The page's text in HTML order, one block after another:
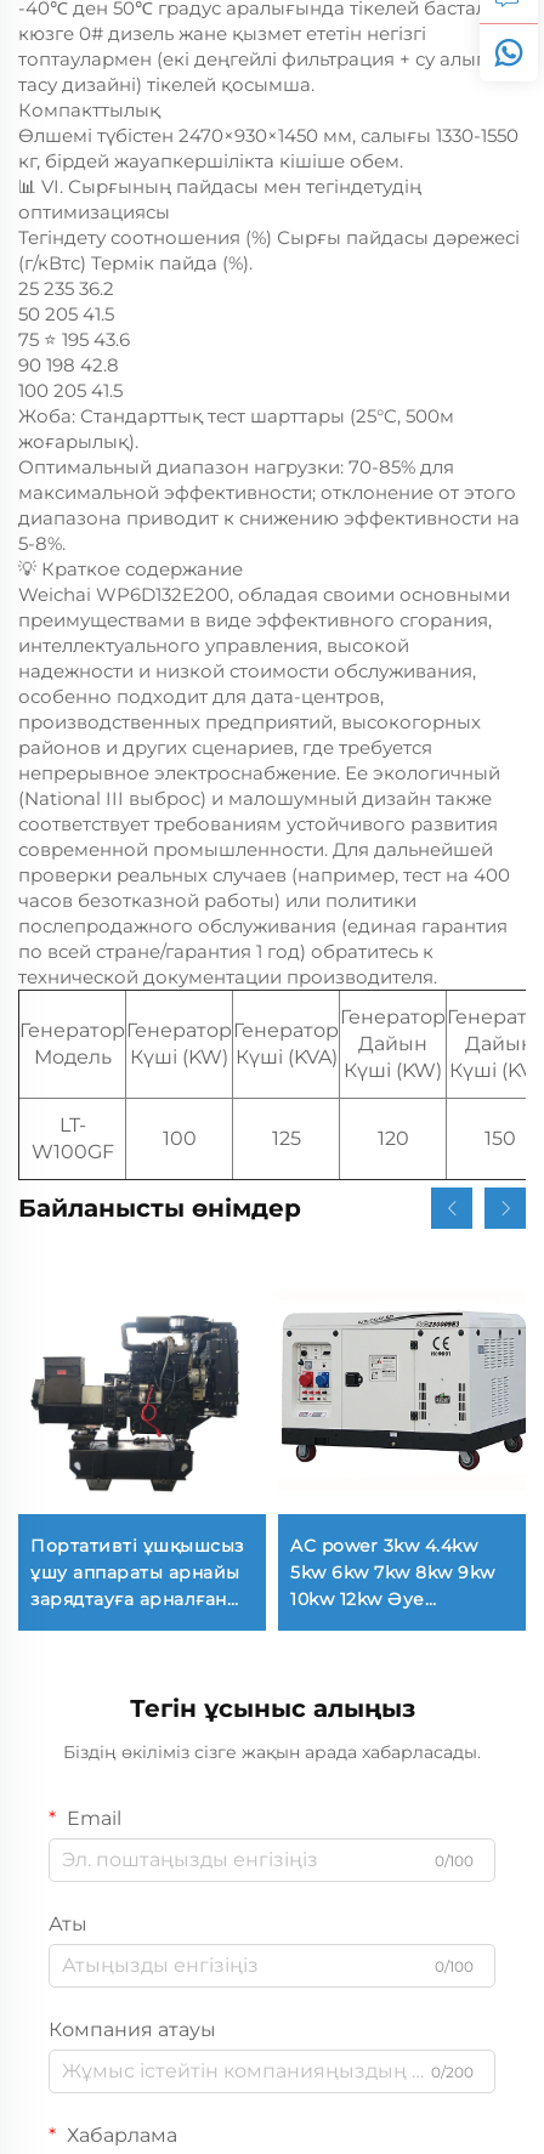
-40℃ ден 50℃ градус аралығында тікелей басталу,
кюзге 0# дизель жане қызмет ететін негізгі
топтаулармен (екі деңгейлі фильтрация + су алып
тасу дизайні) тікелей қосымша.
Компакттылық
Өлшемі түбістен 2470×930×1450 мм, салығы 1330-1550
кг, бірдей жауапкершілікта кішіше обем.
📊 VI. Сырғының пайдасы мен тегіндетудің
оптимизациясы
Тегіндету соотношения (%) Сырғы пайдасы дәрежесі
(г/кВтс) Термік пайда (%).
25 235 36.2
50 205 41.5
75 ⭐️ 195 43.6
90 198 42.8
100 205 41.5
Жоба: Стандарттық тест шарттары (25°C, 500м
жоғарылық).
Оптимальный диапазон нагрузки: 70-85% для
максимальной эффективности; отклонение от этого
диапазона приводит к снижению эффективности на
5-8%.
💡 Краткое содержание
Weichai WP6D132E200, обладая своими основными
преимуществами в виде эффективного сгорания,
интеллектуального управления, высокой
надежности и низкой стоимости обслуживания,
особенно подходит для дата-центров,
производственных предприятий, высокогорных
районов и других сценариев, где требуется
непрерывное электроснабжение. Ее экологичный
(National III выброс) и малошумный дизайн также
соответствует требованиям устойчивого развития
современной промышленности. Для дальнейшей
проверки реальных случаев (например, тест на 400
часов безотказной работы) или политики
послепродажного обслуживания (единая гарантия
по всей стране/гарантия 1 год) обратитесь к
технической документации производителя.
Генератор
Модель
Генератор
Күші (KW)
Генератор
Күші (KVA)
Генератор
Дайын
Күші (KW)
Дайын
Күші
LT-
W100GF
100 125 120 150
Байланысты өнімдер
Портативті ұшқышсыз
ұшу аппараты арнайы
зарядтауға арналған
AC power 3kw 4.4kw
5kw 6kw 7kw 8kw 9kw
10kw 12kw Әуе
Тегін ұсыныс алыңыз
Біздің өкіліміз сізге жақын арада хабарласады.
Email
0/100
Аты
0/100
Компания атауы
0/200
Хабарлама